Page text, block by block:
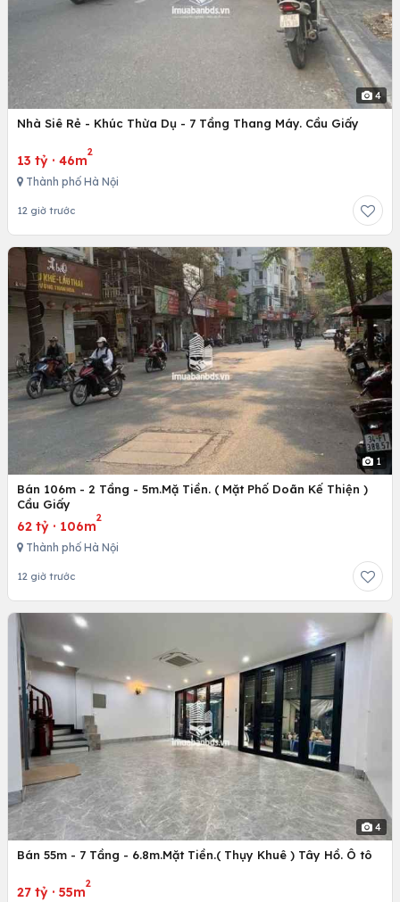
4
Nhà Siê Rẻ - Khúc Thừa Dụ - 7 Tầng Thang Máy. Cầu Giấy
13 tỷ · 46m
2
Thành phố Hà Nội
12 giờ trước
1
Bán 106m - 2 Tầng - 5m.Mặ Tiền. ( Mặt Phố Doãn Kế Thiện )
Cầu Giấy
62 tỷ · 106m
2
Thành phố Hà Nội
12 giờ trước
4
Bán 55m - 7 Tầng - 6.8m.Mặt Tiền.( Thụy Khuê ) Tây Hồ. Ô tô
27 tỷ · 55m
2